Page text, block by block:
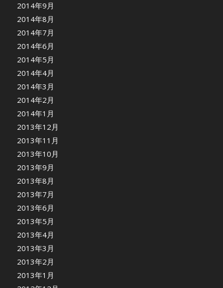
2014年9月
2014年8月
2014年7月
2014年6月
2014年5月
2014年4月
2014年3月
2014年2月
2014年1月
2013年12月
2013年11月
2013年10月
2013年9月
2013年8月
2013年7月
2013年6月
2013年5月
2013年4月
2013年3月
2013年2月
2013年1月